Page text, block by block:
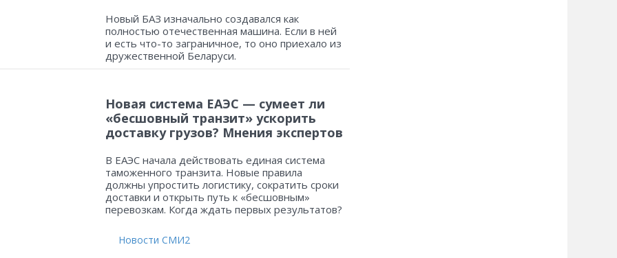
Новый БАЗ изначально создавался как
полностью отечественная машина. Если в ней
и есть что-то заграничное, то оно приехало из
дружественной Беларуси.
Новая система ЕАЭС — сумеет ли
«бесшовный транзит» ускорить
доставку грузов? Мнения экспертов
В ЕАЭС начала действовать единая система
таможенного транзита. Новые правила
должны упростить логистику, сократить сроки
доставки и открыть путь к «бесшовным»
перевозкам. Когда ждать первых результатов?
Новости СМИ2